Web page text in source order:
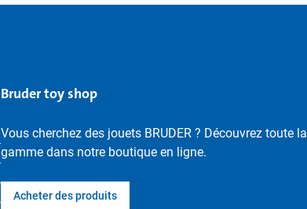
Bruder toy shop
Vous cherchez des jouets BRUDER ? Découvrez toute la
gamme dans notre boutique en ligne.
Acheter des produits